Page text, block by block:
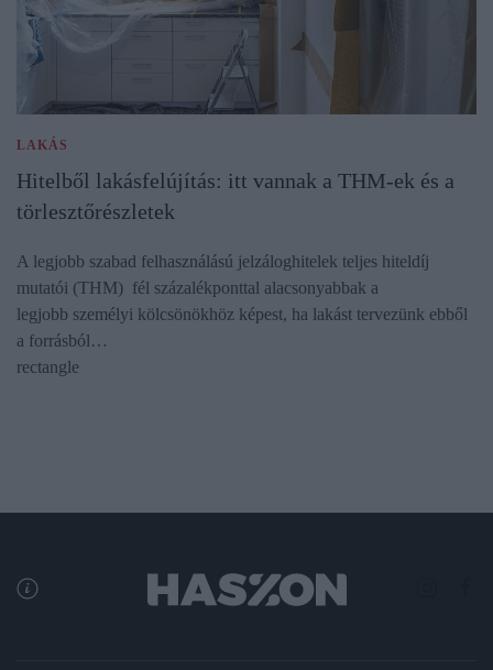
LAKÁS
Hitelből lakásfelújítás: itt vannak a THM-ek és a
törlesztőrészletek
A legjobb szabad felhasználású jelzáloghitelek teljes hiteldíj
mutatói (THM) fél százalékponttal alacsonyabbak a
legjobb személyi kölcsönökhöz képest, ha lakást tervezünk ebből
a forrásból…
rectangle